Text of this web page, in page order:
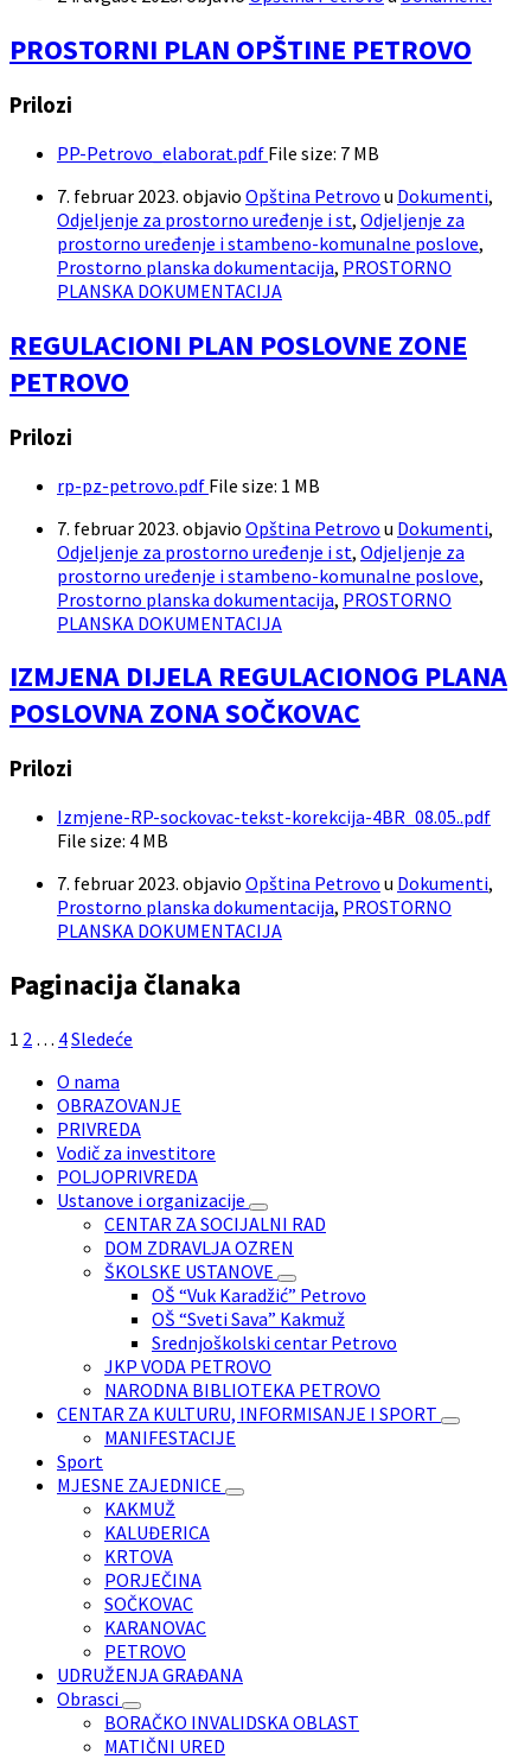
PROSTORNI PLAN OPŠTINE PETROVO
Prilozi
PP-Petrovo_elaborat.pdf File size: 7 MB
7. februar 2023. objavio Opština Petrovo u Dokumenti,
Odjeljenje za prostorno uređenje i st, Odjeljenje za
prostorno uređenje i stambeno-komunalne poslove,
Prostorno planska dokumentacija, PROSTORNO
PLANSKA DOKUMENTACIJA
REGULACIONI PLAN POSLOVNE ZONE
PETROVO
Prilozi
rp-pz-petrovo.pdf File size: 1 MB
7. februar 2023. objavio Opština Petrovo u Dokumenti,
Odjeljenje za prostorno uređenje i st, Odjeljenje za
prostorno uređenje i stambeno-komunalne poslove,
Prostorno planska dokumentacija, PROSTORNO
PLANSKA DOKUMENTACIJA
IZMJENA DIJELA REGULACIONOG PLANA
POSLOVNA ZONA SOČKOVAC
Prilozi
Izmjene-RP-sockovac-tekst-korekcija-4BR_08.05..pdf
File size: 4 MB
7. februar 2023. objavio Opština Petrovo u Dokumenti,
Prostorno planska dokumentacija, PROSTORNO
PLANSKA DOKUMENTACIJA
Paginacija članaka
1 2 … 4Sledeće
O nama
OBRAZOVANJE
PRIVREDA
Vodič za investitore
POLJOPRIVREDA
Ustanove i organizacije
CENTAR ZA SOCIJALNI RAD
DOM ZDRAVLJA OZREN
ŠKOLSKE USTANOVE
OŠ “Vuk Karadžić” Petrovo
OŠ “Sveti Sava” Kakmuž
Srednjoškolski centar Petrovo
JKP VODA PETROVO
NARODNA BIBLIOTEKA PETROVO
CENTAR ZA KULTURU, INFORMISANJE I SPORT
MANIFESTACIJE
Sport
MJESNE ZAJEDNICE
KAKMUŽ
KALUĐERICA
KRTOVA
PORJEČINA
SOČKOVAC
KARANOVAC
PETROVO
UDRUŽENJA GRAĐANA
Obrasci
BORAČKO INVALIDSKA OBLAST
MATIČNI URED